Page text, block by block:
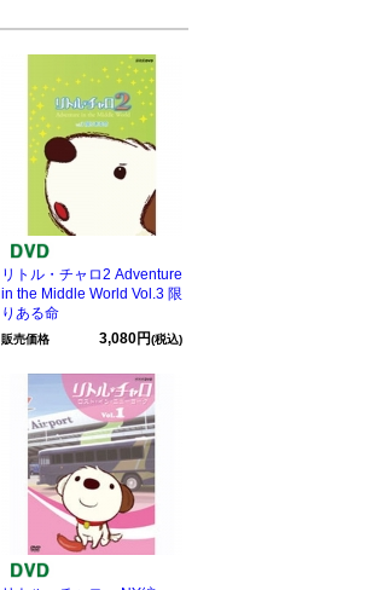
リトル・チャロ2 Adventure
in the Middle World Vol.3 限
りある命
販売価格 3,080円(税込)